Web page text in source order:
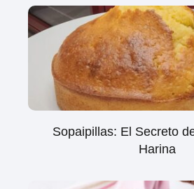
Sopaipillas: El Secreto
Harina